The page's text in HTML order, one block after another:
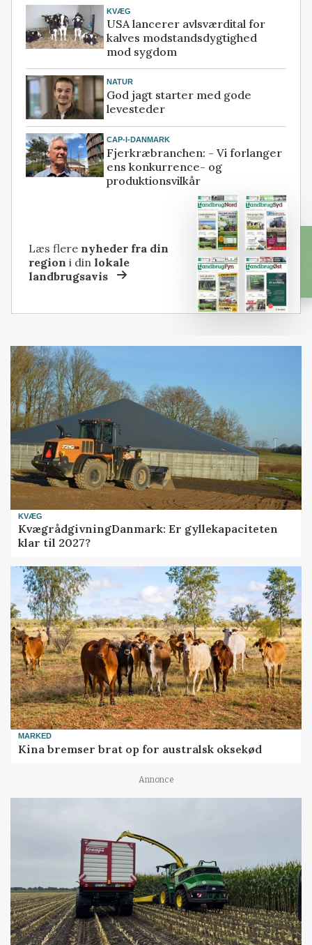
KVÆG
USA lancerer avlsværdital for
kalves modstandsdygtighed
mod sygdom
NATUR
God jagt starter med gode
levesteder
CAP-I-DANMARK
Fjerkræbranchen: - Vi forlanger
ens konkurrence- og
produktionsvilkår
Læs flere nyheder fra din
region i dinlokale
landbrugsavis
KVÆG
KvægrådgivningDanmark: Er gyllekapaciteten
klar til 2027?
MARKED
Kina bremser brat op for australsk oksekød
Annonce